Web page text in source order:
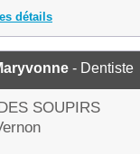
détails
- Dentiste
SOUPIRS